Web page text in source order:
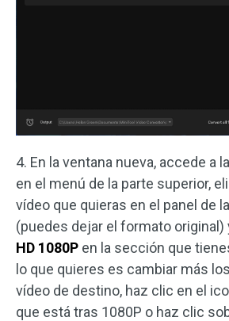
4. En la ventana nueva, accede a
en el menú de la parte superior,
vídeo que quieras en el panel de
(puedes dejar el formato original)
HD 1080P en la sección que
lo que quieres es cambiar más
vídeo de destino, haz clic en el
que está tras 1080P o haz clic